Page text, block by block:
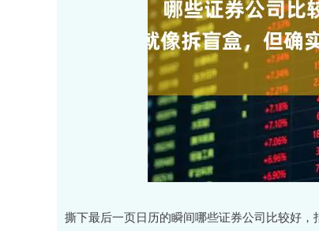
撕下最后一页日历的瞬间哪些证券公司比较好，